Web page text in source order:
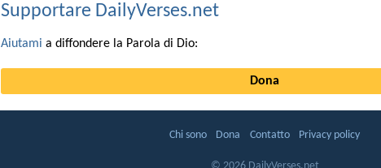
Supportare DailyVerses.net
Aiutami a diffondere la Parola di Dio:
Dona
Chi sono Dona Contatto Privacy policy